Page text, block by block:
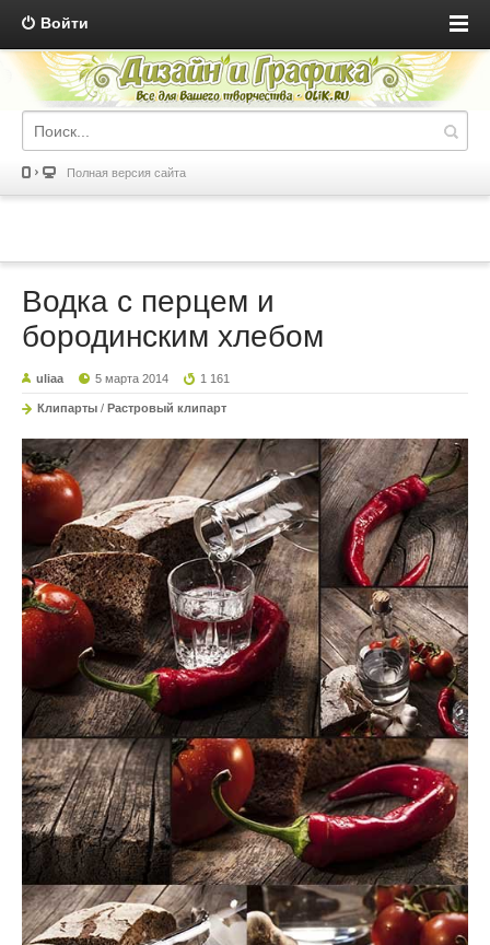
Войти
Полная версия сайта
Водка с перцем и
бородинским хлебом
uliaa 5 марта 2014 1 161
Клипарты / Растровый клипарт